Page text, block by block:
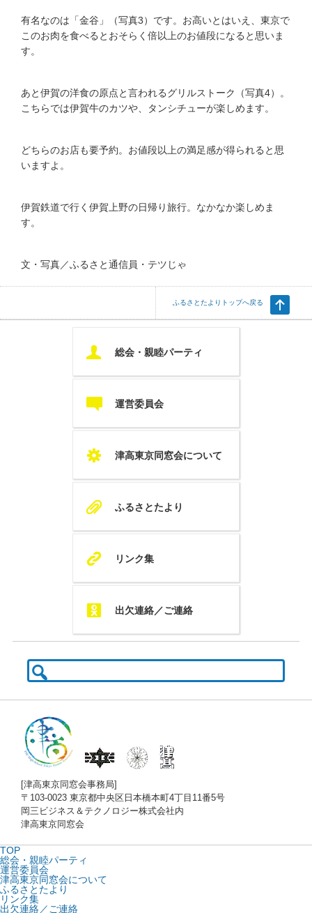
有名なのは「金谷」（写真3）です。お高いとはいえ、東京で
このお肉を食べるとおそらく倍以上のお値段になると思いま
す。
あと伊賀の洋食の原点と言われるグリルストーク（写真4）。
こちらでは伊賀牛のカツや、タンシチューが楽しめます。
どちらのお店も要予約。お値段以上の満足感が得られると思
いますよ。
伊賀鉄道で行く伊賀上野の日帰り旅行。なかなか楽しめま
す。
文・写真／ふるさと通信員・テツじゃ
ふるさとたよりトップへ戻る
U 総会・親睦パーティ
c 運営委員会
S 津高東京同窓会について
A ふるさとたより
K リンク集
Q 出欠連絡／ご連絡
検
索:
[津高東京同窓会事務局]
〒103-0023 東京都中央区日本橋本町4丁目11番5号
岡三ビジネス＆テクノロジー株式会社内
津高東京同窓会
TOP
総会・親睦パーティ
運営委員会
津高東京同窓会について
ふるさとたより
リンク集
出欠連絡／ご連絡